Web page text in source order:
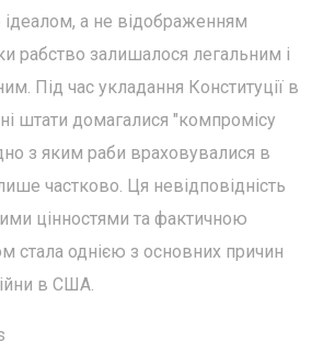
а не відображенням
рабство залишалося легальним і
Під час укладання Конституції в
штати домагалися "компромісу
з яким раби враховувалися в
частково. Ця невідповідність
цінностями та фактичною
стала однією з основних причин
в США.